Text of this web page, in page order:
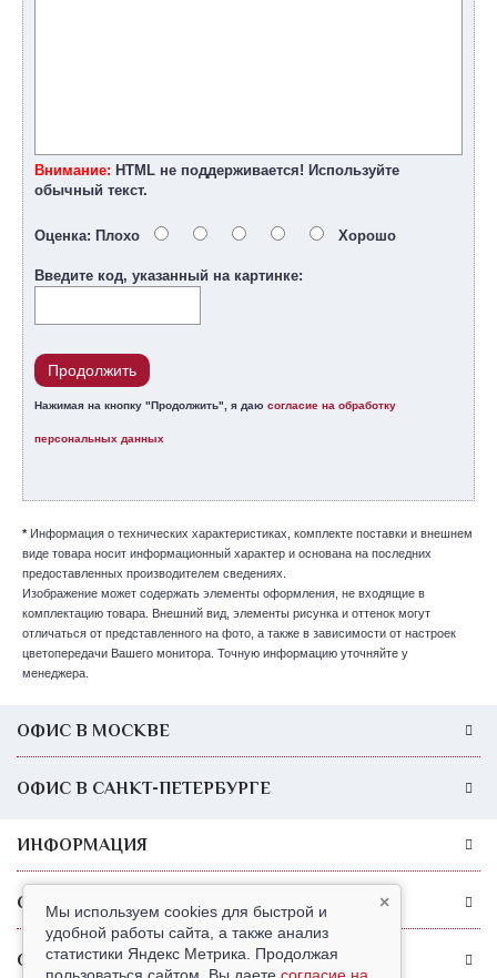
Внимание: HTML не поддерживается! Используйте
обычный текст.
Оценка: Плохо Хорошо
Введите код, указанный на картинке:
Продолжить
Нажимая на кнопку "Продолжить", я даю согласие на обработку
персональных данных
* Информация о технических характеристиках, комплекте поставки и внешнем
виде товара носит информационный характер и основана на последних
предоставленных производителем сведениях.
Изображение может содержать элементы оформления, не входящие в
комплектацию товара. Внешний вид, элементы рисунка и оттенок могут
отличаться от представленного на фото, а также в зависимости от настроек
цветопередачи Вашего монитора. Точную информацию уточняйте у
менеджера.
ОФИС В МОСКВЕ
ОФИС В САНКТ-ПЕТЕРБУРГЕ
ИНФОРМАЦИЯ
СЛУЖБА ПОДДЕРЖКИ
ОБРАТИТЕ ВНИМАНИЕ
×
Мы используем cookies для быстрой и
удобной работы сайта, а также анализ
статистики Яндекс Метрика. Продолжая